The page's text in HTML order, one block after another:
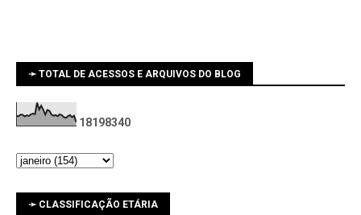
➛ TOTAL DE ACESSOS E ARQUIVOS DO BLOG
1 81 98340
➛ CLASSIFICAÇÃO ETÁRIA